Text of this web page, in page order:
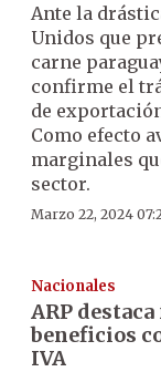
Ante la
Unidos que
carne
confirme el
de
Como efecto
marginales
sector.
Marzo 22, 2024
Nacionales
ARP
beneficios
IVA